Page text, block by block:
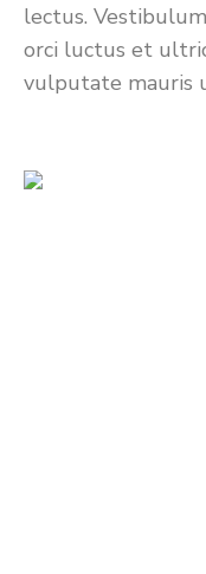
lectus.
orci luctus et
vulputate mauris